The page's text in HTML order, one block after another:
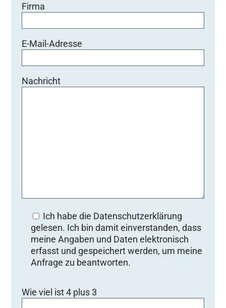
Firma
E-Mail-Adresse
Nachricht
Ich habe die Datenschutzerklärung
gelesen. Ich bin damit einverstanden, dass
meine Angaben und Daten elektronisch
erfasst und gespeichert werden, um meine
Anfrage zu beantworten.
Wie viel ist 4 plus 3